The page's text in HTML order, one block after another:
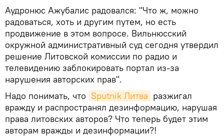
Аудронюс Ажубалис радовался: "Что ж, можно
радоваться, хоть и другим путем, но есть
продвижение в этом вопросе. Вильнюсский
окружной административный суд сегодня утвердил
решение Литовской комиссии по радио и
телевидению заблокировать портал из-за
нарушения авторских прав".
Надо понимать, что Sputnik Литва разжигал
вражду и распространял дезинформацию, нарушая
права литовских авторов? Что теперь будет этим
авторам вражды и дезинформации?!